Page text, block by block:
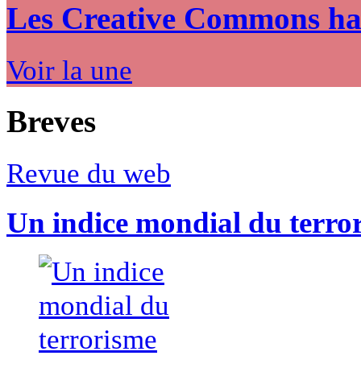
Les Creative Commons
Voir la une
Breves
Revue du web
Un indice mondial du